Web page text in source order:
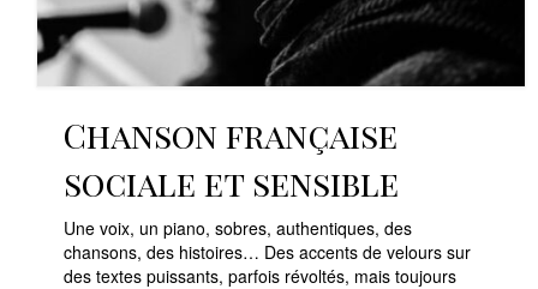
Chanson française
sociale et sensible
Une voix, un piano, sobres, authentiques, des
chansons, des histoires… Des accents de velours sur
des textes puissants, parfois révoltés, mais toujours